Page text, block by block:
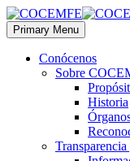
Primary Menu
Conócenos
Sobre
Historia